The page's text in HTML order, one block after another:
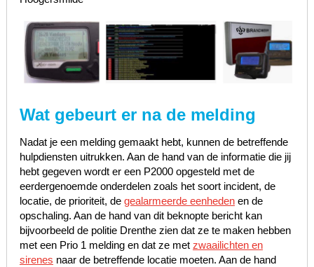
Wat gebeurt er na de melding
Nadat je een melding gemaakt hebt, kunnen de betreffende
hulpdiensten uitrukken. Aan de hand van de informatie die jij
hebt gegeven wordt er een P2000 opgesteld met de
eerdergenoemde onderdelen zoals het soort incident, de
locatie, de prioriteit, de gealarmeerde eenhedenen de
opschaling. Aan de hand van dit beknopte bericht kan
bijvoorbeeld de politie Drenthe zien dat ze te maken hebben
met een Prio 1 melding en dat ze met zwaailichten en
sirenes naar de betreffende locatie moeten. Aan de hand